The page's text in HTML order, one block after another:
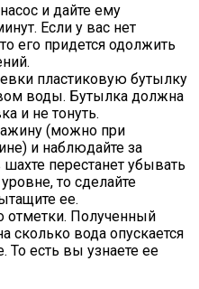
и дайте ему
Если у вас нет
его придется одолжить
пластиковую бутылку
воды. Бутылка должна
и не тонуть.
(можно при
и наблюдайте за
перестанет убывать
то сделайте
ее.
отметки. Полученный
сколько вода опускается
То есть вы узнаете ее